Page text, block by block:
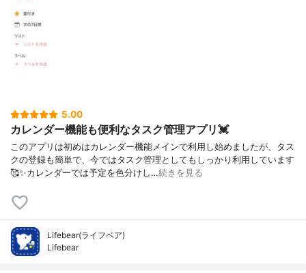
5.00
カレンダー機能も便利なタスク管理アプリ💓
このアプリは初めはカレンダー機能メインで利用し始めましたが、タス
クの登録も簡単で、今ではタスク管理としてもしっかり利用しています
🥰✨カレンダーでは予定を色分けし…続きを見る
Lifebear(ライフベア)
Lifebear